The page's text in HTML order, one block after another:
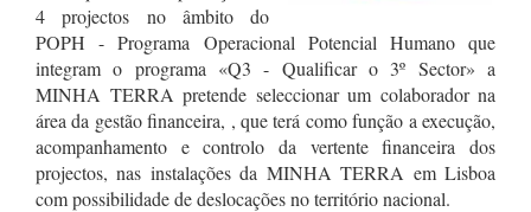
4 projectos no âmbito do
POPH - Programa Operacional Potencial Humano que
integram o programa «Q3 - Qualificar o 3º Sector» a
MINHA TERRA pretende seleccionar um colaborador na
área da gestão financeira, , que terá como função a execução,
acompanhamento e controlo da vertente financeira dos
projectos, nas instalações da MINHA TERRA em Lisboa
com possibilidade de deslocações no território nacional.